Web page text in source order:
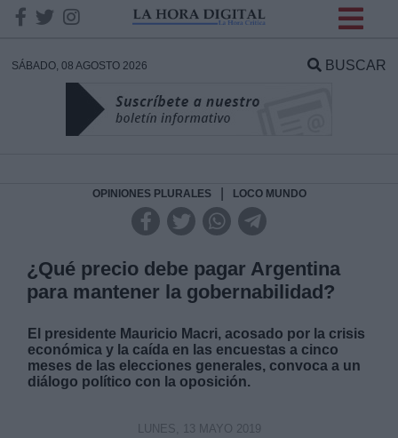
SÁBADO, 08 AGOSTO 2026 BUSCAR
OPINIONES PLURALES LOCO MUNDO
¿Qué precio debe pagar Argentina
para mantener la gobernabilidad?
El presidente Mauricio Macri, acosado por la crisis
económica y la caída en las encuestas a cinco
meses de las elecciones generales, convoca a un
diálogo político con la oposición.
LUNES, 13 MAYO 2019
DATOS
Responsable:
Destinatarios: